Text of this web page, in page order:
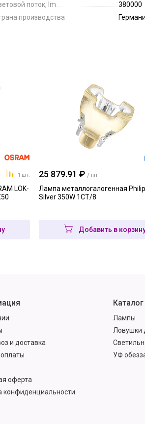
поток, lm
380000
производства
1 шт.
LOK-
25 879.91 ₽ / шт.
Лампа металлогалогенная
Silver 350W 1CT/8
Добавить в
Каталог
Лампы
Ловушки
УФ
и доставка
оферта
конфиденциальности